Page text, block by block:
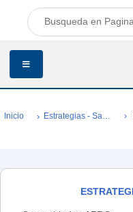
Inicio Estrategias - Salud Bucal